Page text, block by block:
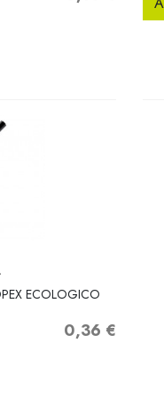
ECOLOGICO
Precio
0,36 €